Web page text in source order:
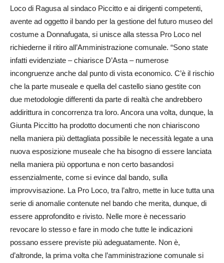
Loco di Ragusa al sindaco Piccitto e ai dirigenti competenti,
avente ad oggetto il bando per la gestione del futuro museo del
costume a Donnafugata, si unisce alla stessa Pro Loco nel
richiederne il ritiro all’Amministrazione comunale. “Sono state
infatti evidenziate – chiarisce D’Asta – numerose
incongruenze anche dal punto di vista economico. C’è il rischio
che la parte museale e quella del castello siano gestite con
due metodologie differenti da parte di realtà che andrebbero
addirittura in concorrenza tra loro. Ancora una volta, dunque, la
Giunta Piccitto ha prodotto documenti che non chiariscono
nella maniera più dettagliata possibile le necessità legate a una
nuova esposizione museale che ha bisogno di essere lanciata
nella maniera più opportuna e non certo basandosi
essenzialmente, come si evince dal bando, sulla
improvvisazione. La Pro Loco, tra l’altro, mette in luce tutta una
serie di anomalie contenute nel bando che merita, dunque, di
essere approfondito e rivisto. Nelle more è necessario
revocare lo stesso e fare in modo che tutte le indicazioni
possano essere previste più adeguatamente. Non è,
d’altronde, la prima volta che l’amministrazione comunale si